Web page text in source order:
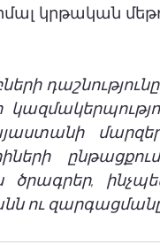
կրթական
ծրագրեր,
ու